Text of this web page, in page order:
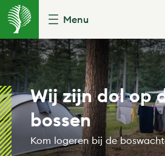
Menu
Wij zijn dol op
bossen
Kom logeren bij de